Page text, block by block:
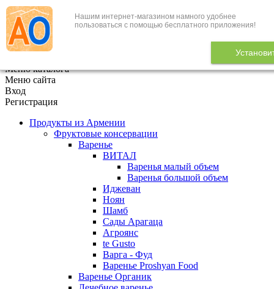
Нашим интернет-магазином намного удобнее
пользоваться с помощью бесплатного приложения!
+7 (495) 646-888-1
В корзине 0
Меню каталога
Меню сайта
Вход
Регистрация
Продукты из Армении
Фруктовые консервации
Варенье
ВИТАЛ
Варенья малый объем
Варенья большой объем
Иджеван
Ноян
Шамб
Сады Арагаца
Агроянс
te Gusto
Варга - Фуд
Варенье Proshyan Food
Варенье Органик